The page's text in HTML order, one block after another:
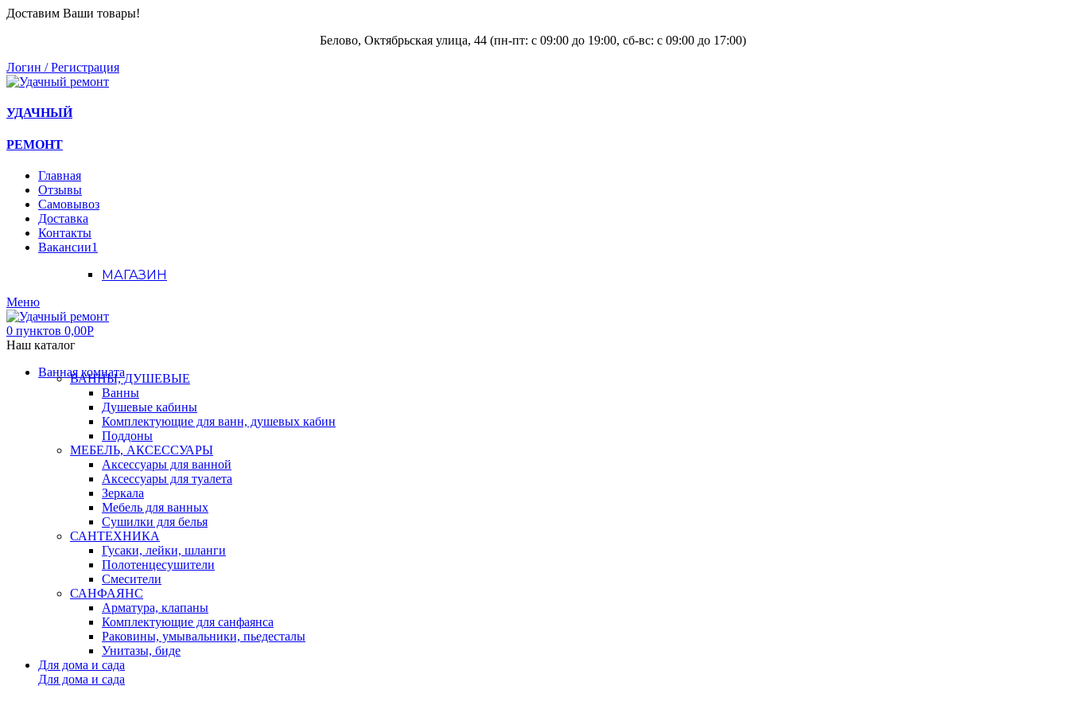
Доставим Ваши товары!
Белово, Октябрьская улица, 44 (пн-пт: с 09:00 до 19:00, сб-вс: с 09:00 до 17:00)
Логин / Регистрация
УДАЧНЫЙ
РЕМОНТ
Главная
Отзывы
Самовывоз
Доставка
Контакты
Вакансии1
МАГАЗИН
Меню
0 пунктов 0,00Р
Наш каталог
Ванная комната
ВАННЫ, ДУШЕВЫЕ
Ванны
Душевые кабины
Комплектующие для ванн, душевых кабин
Поддоны
МЕБЕЛЬ, АКСЕССУАРЫ
Аксессуары для ванной
Аксессуары для туалета
Зеркала
Мебель для ванных
Сушилки для белья
САНТЕХНИКА
Гусаки, лейки, шланги
Полотенцесушители
Смесители
САНФАЯНС
Арматура, клапаны
Комплектующие для санфаянса
Раковины, умывальники, пьедесталы
Унитазы, биде
Для дома и сада
Для дома и сада